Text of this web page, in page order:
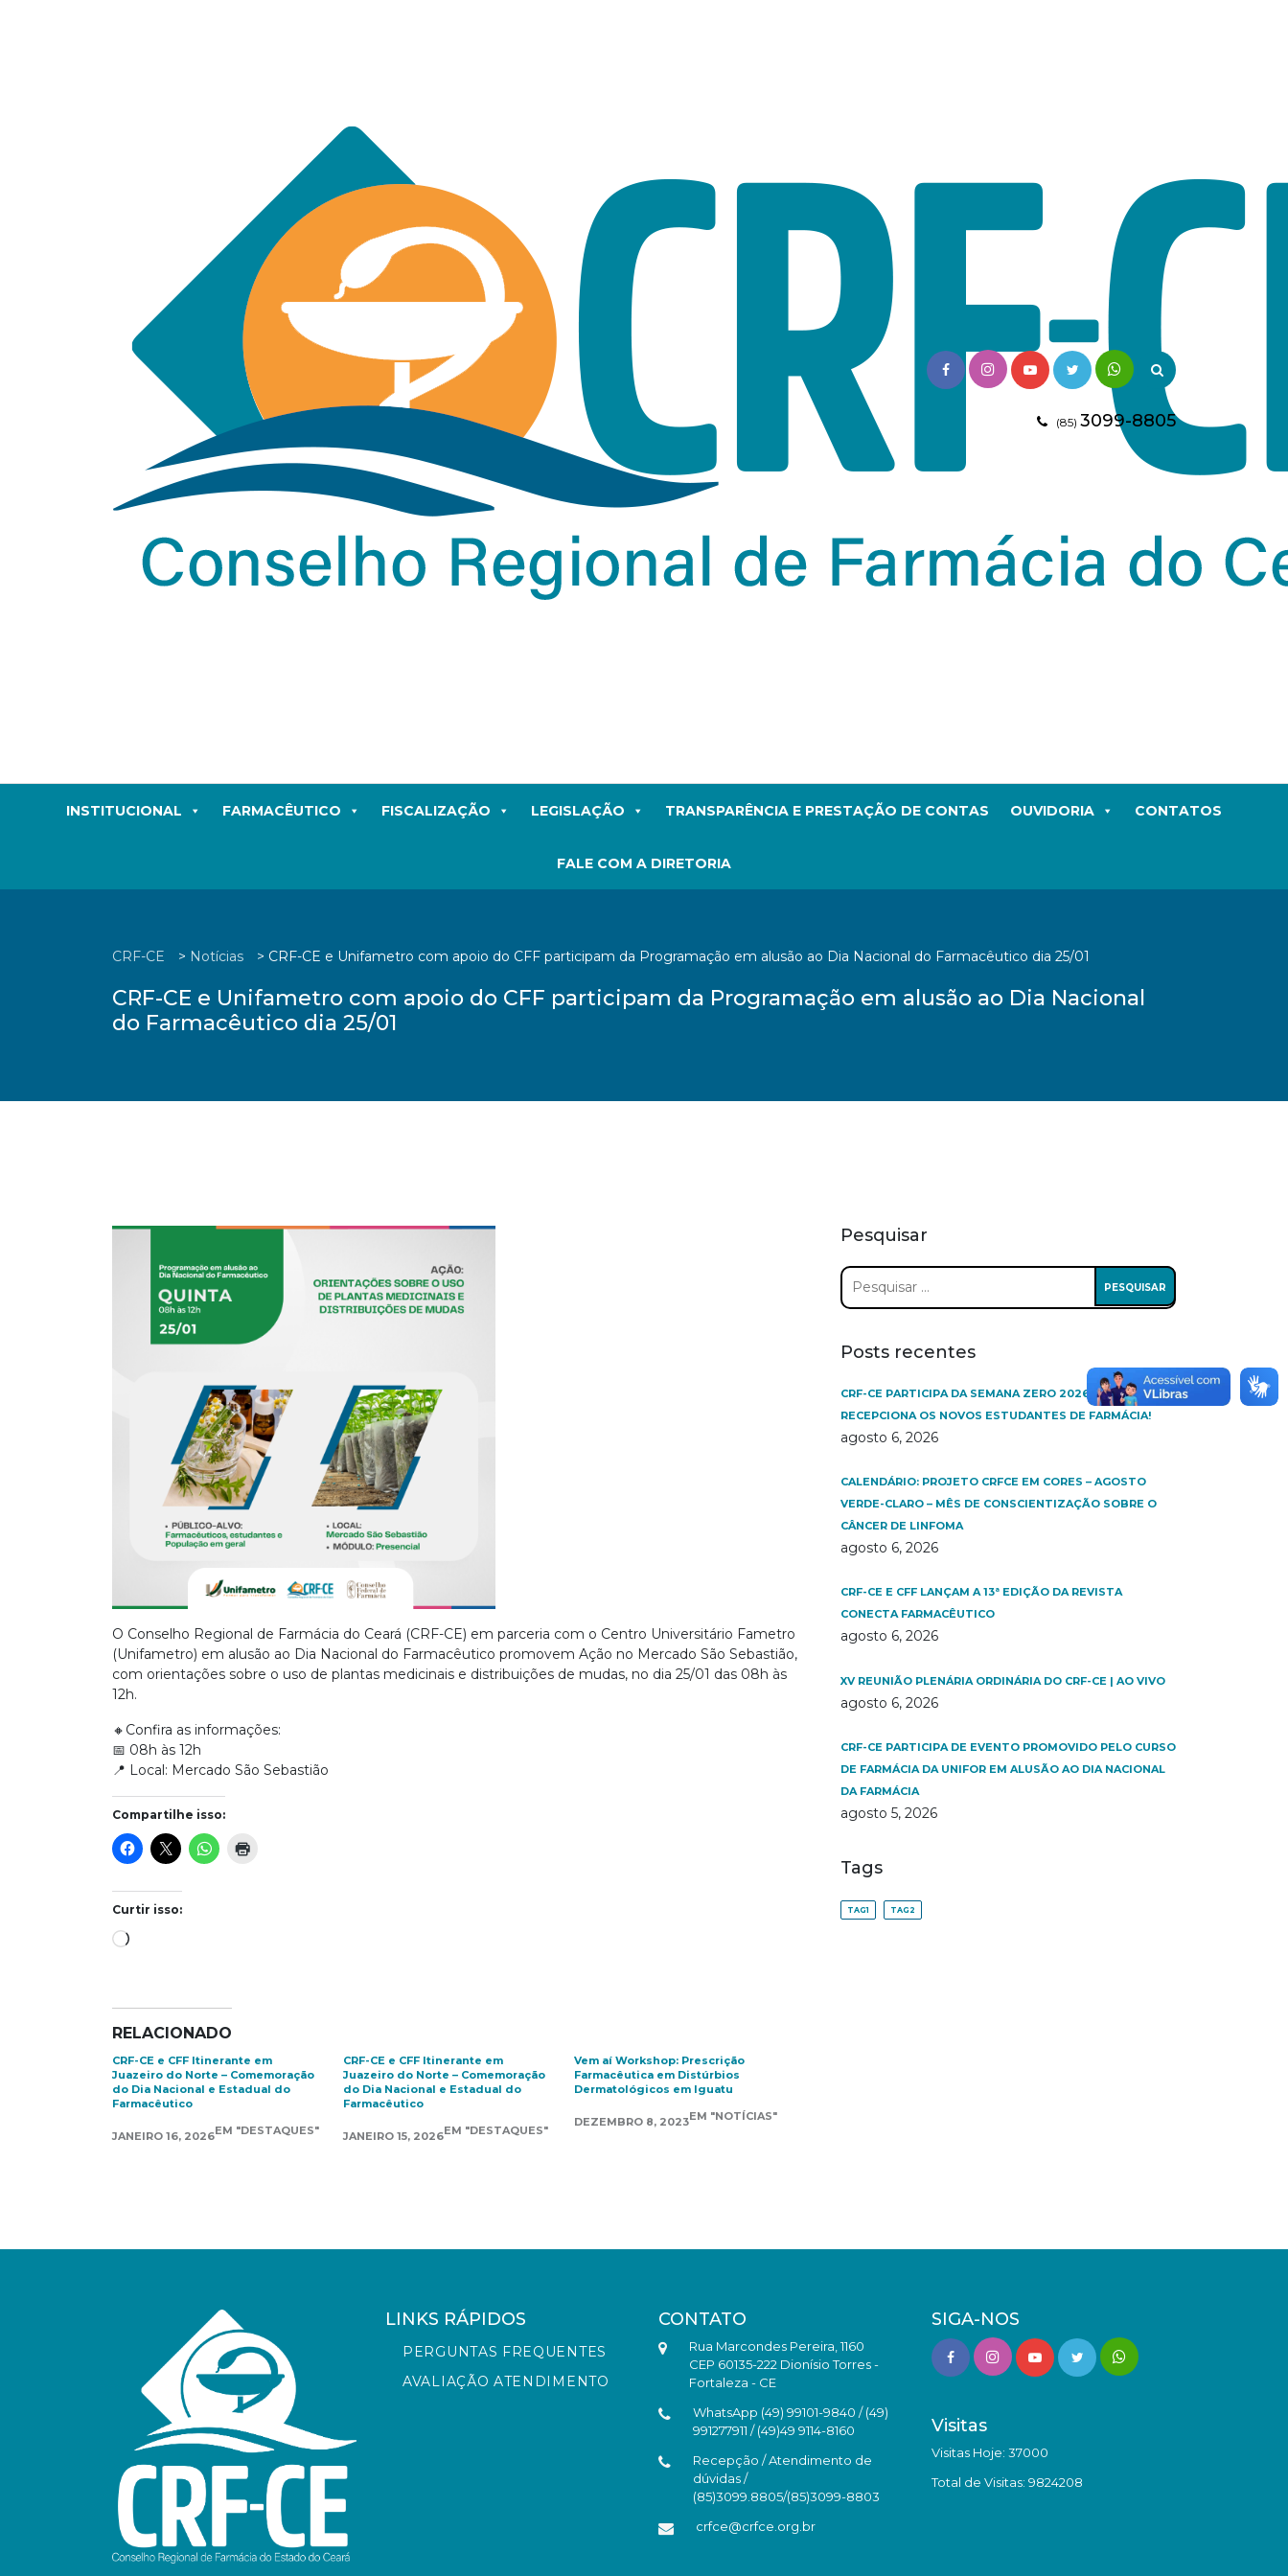
(85) 3099-8805
INSTITUCIONAL FARMACÊUTICO FISCALIZAÇÃO LEGISLAÇÃO TRANSPARÊNCIA E PRESTAÇÃO DE CONTAS OUVIDORIA CONTATOS
FALE COM A DIRETORIA
CRF-CE > Notícias > CRF-CE e Unifametro com apoio do CFF participam da Programação em alusão ao Dia Nacional do Farmacêutico dia 25/01
CRF-CE e Unifametro com apoio do CFF participam da Programação em alusão ao Dia Nacional
do Farmacêutico dia 25/01
O Conselho Regional de Farmácia do Ceará (CRF-CE) em parceria com o Centro Universitário Fametro
(Unifametro) em alusão ao Dia Nacional do Farmacêutico promovem Ação no Mercado São Sebastião,
com orientações sobre o uso de plantas medicinais e distribuições de mudas, no dia 25/01 das 08h às
12h.
🔸Confira as informações:
📅 08h às 12h
📍 Local: Mercado São Sebastião
Compartilhe isso:
Curtir isso:
Carregando...
RELACIONADO
CRF-CE e CFF Itinerante em
Juazeiro do Norte – Comemoração
do Dia Nacional e Estadual do
Farmacêutico
JANEIRO 16, 2026EM "DESTAQUES"
CRF-CE e CFF Itinerante em
Juazeiro do Norte – Comemoração
do Dia Nacional e Estadual do
Farmacêutico
JANEIRO 15, 2026EM "DESTAQUES"
Vem aí Workshop: Prescrição
Farmacêutica em Distúrbios
Dermatológicos em Iguatu
DEZEMBRO 8, 2023EM "NOTÍCIAS"
Pesquisar
Pesquisar
por:
Posts recentes
CRF-CE PARTICIPA DA SEMANA ZERO 2026.2 DA UFC E
RECEPCIONA OS NOVOS ESTUDANTES DE FARMÁCIA!
agosto 6, 2026
CALENDÁRIO: PROJETO CRFCE EM CORES – AGOSTO
VERDE-CLARO – MÊS DE CONSCIENTIZAÇÃO SOBRE O
CÂNCER DE LINFOMA
agosto 6, 2026
CRF-CE E CFF LANÇAM A 13ª EDIÇÃO DA REVISTA
CONECTA FARMACÊUTICO
agosto 6, 2026
XV REUNIÃO PLENÁRIA ORDINÁRIA DO CRF-CE | AO VIVO
agosto 6, 2026
CRF-CE PARTICIPA DE EVENTO PROMOVIDO PELO CURSO
DE FARMÁCIA DA UNIFOR EM ALUSÃO AO DIA NACIONAL
DA FARMÁCIA
agosto 5, 2026
Tags
TAG1 TAG2
LINKS RÁPIDOS
PERGUNTAS FREQUENTES
AVALIAÇÃO ATENDIMENTO
CONTATO
Rua Marcondes Pereira, 1160
CEP 60135-222 Dionísio Torres -
Fortaleza - CE
WhatsApp (49) 99101-9840 / (49)
991277911 / (49)49 9114-8160
Recepção / Atendimento de
dúvidas /
(85)3099.8805/(85)3099-8803
crfce@crfce.org.br
SIGA-NOS
Visitas
Visitas Hoje: 37000
Total de Visitas: 9824208